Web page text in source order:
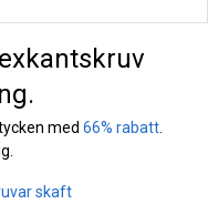
med 66% rabatt
skaft